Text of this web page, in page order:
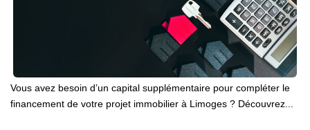
Vous avez besoin d’un capital supplémentaire pour compléter le
financement de votre projet immobilier à Limoges ? Découvrez...